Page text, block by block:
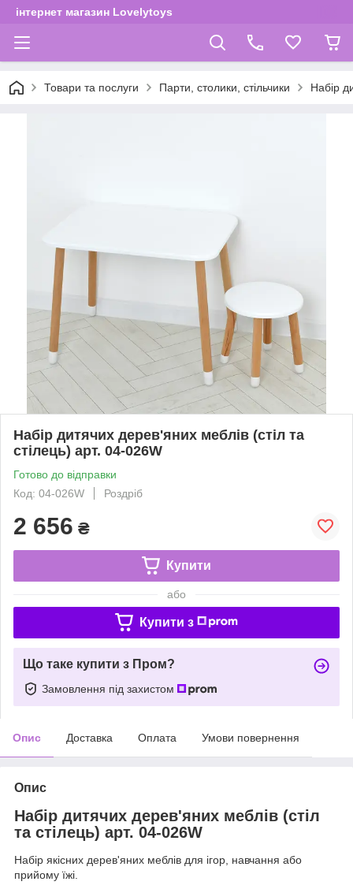
інтернет магазин Lovelytoys
Товари та послуги Парти, столики, стільчики Набір
Набір дитячих дерев'яних меблів (стіл та
стілець) арт. 04-026W
Готово до відправки
Код: 04-026W
Роздріб
2 656 ₴
Купити
або
Купити з
Що таке купити з Пром?
Замовлення під захистом
Опис Доставка Оплата Умови повернення
Опис
Набір дитячих дерев'яних меблів (стіл
та стілець) арт. 04-026W
Набір якісних дерев'яних меблів для ігор, навчання або
прийому їжі.